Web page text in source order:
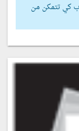
كي تتمكن من